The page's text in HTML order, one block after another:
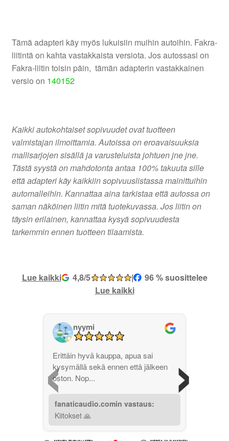
Tämä adapteri käy myös lukuisiin muihin autoihin. Fakra-
liitintä on kahta vastakkaista versiota. Jos autossasi on
Fakra-liitin toisin päin, tämän adapterin vastakkainen
versio on 140152
Kaikki autokohtaiset sopivuudet ovat tuotteen
valmistajan ilmoittamia. Autoissa on eroavaisuuksia
mallisarjojen sisällä ja varusteluista johtuen jne jne.
Tästä syystä on mahdotonta antaa 100% takuuta sille
että adapteri käy kaikkiin sopivuuslistassa mainittuihin
automalleihin. Kannattaa aina tarkistaa että autossa on
saman näköinen liitin mitä tuotekuvassa. Jos liitin on
täysin erilainen, kannattaa kysyä sopivuudesta
tarkemmin ennen tuotteen tilaamista.
Lue kaikki 4,8/5 |
96 % suosittelee
Lue kaikki
‹
nyymi
Erittäin hyvä kauppa, apua sai
kysymällä sekä ennen että jälkeen
oston. Nop...
fanaticaudio.comin vastaus:
Kiitokset 🙏
›